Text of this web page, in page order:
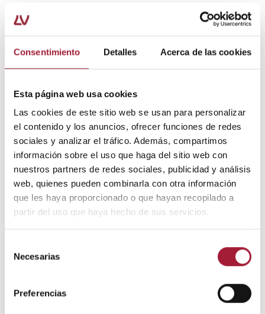
Consentimiento Detalles Acerca de las cookies
Esta página web usa cookies
Las cookies de este sitio web se usan para personalizar
el contenido y los anuncios, ofrecer funciones de redes
sociales y analizar el tráfico. Además, compartimos
información sobre el uso que haga del sitio web con
nuestros partners de redes sociales, publicidad y análisis
web, quienes pueden combinarla con otra información
que les haya proporcionado o que hayan recopilado a
partir del uso que haya hecho de sus servicios.
Necesarias
Preferencias
6 posibles causas de los mareos
por cervicales